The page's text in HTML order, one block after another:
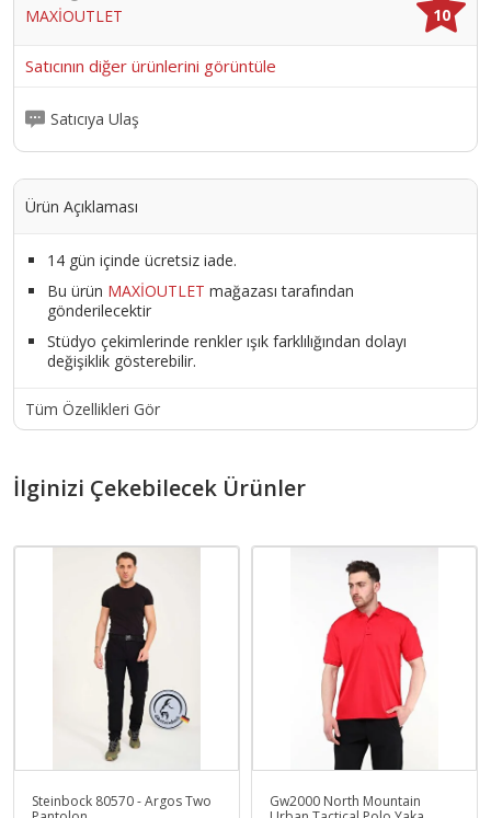
MAXİOUTLET
10
Satıcının diğer ürünlerini görüntüle
Satıcıya Ulaş
Ürün Açıklaması
14 gün içinde ücretsiz iade.
Bu ürün MAXİOUTLET mağazası tarafından
gönderilecektir
Stüdyo çekimlerinde renkler ışık farklılığından dolayı
değişiklik gösterebilir.
Tüm Özellikleri Gör
İlginizi Çekebilecek Ürünler
Steinbock 80570 - Argos Two
Gw2000 North Mountain